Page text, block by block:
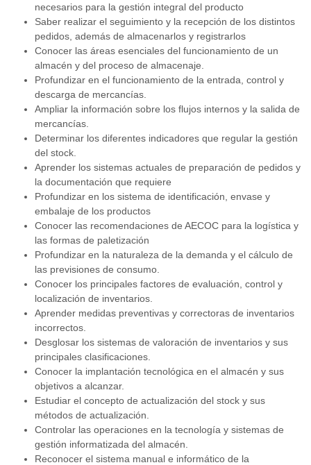
necesarios para la gestión integral del producto
Saber realizar el seguimiento y la recepción de los distintos
pedidos, además de almacenarlos y registrarlos
Conocer las áreas esenciales del funcionamiento de un
almacén y del proceso de almacenaje.
Profundizar en el funcionamiento de la entrada, control y
descarga de mercancías.
Ampliar la información sobre los flujos internos y la salida de
mercancías.
Determinar los diferentes indicadores que regular la gestión
del stock.
Aprender los sistemas actuales de preparación de pedidos y
la documentación que requiere
Profundizar en los sistema de identificación, envase y
embalaje de los productos
Conocer las recomendaciones de AECOC para la logística y
las formas de paletización
Profundizar en la naturaleza de la demanda y el cálculo de
las previsiones de consumo.
Conocer los principales factores de evaluación, control y
localización de inventarios.
Aprender medidas preventivas y correctoras de inventarios
incorrectos.
Desglosar los sistemas de valoración de inventarios y sus
principales clasificaciones.
Conocer la implantación tecnológica en el almacén y sus
objetivos a alcanzar.
Estudiar el concepto de actualización del stock y sus
métodos de actualización.
Controlar las operaciones en la tecnología y sistemas de
gestión informatizada del almacén.
Reconocer el sistema manual e informático de la